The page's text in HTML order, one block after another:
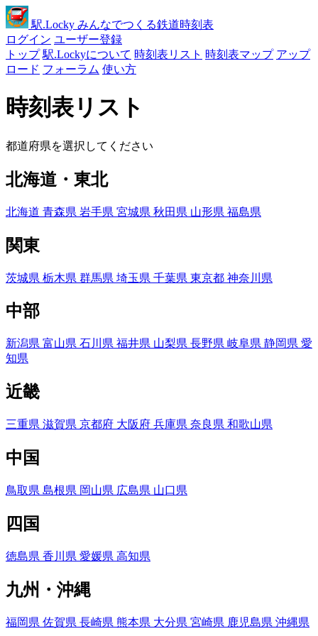
駅.Locky みんなでつくる鉄道時刻表
ログイン ユーザー登録
トップ 駅.Lockyについて 時刻表リスト 時刻表マップ アップ
ロード フォーラム 使い方
時刻表リスト
都道府県を選択してください
北海道・東北
北海道 青森県 岩手県 宮城県 秋田県 山形県 福島県
関東
茨城県 栃木県 群馬県 埼玉県 千葉県 東京都 神奈川県
中部
新潟県 富山県 石川県 福井県 山梨県 長野県 岐阜県 静岡県 愛
知県
近畿
三重県 滋賀県 京都府 大阪府 兵庫県 奈良県 和歌山県
中国
鳥取県 島根県 岡山県 広島県 山口県
四国
徳島県 香川県 愛媛県 高知県
九州・沖縄
福岡県 佐賀県 長崎県 熊本県 大分県 宮崎県 鹿児島県 沖縄県